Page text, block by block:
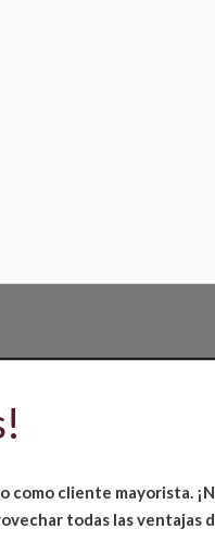
como cliente mayorista.
todas las ventajas